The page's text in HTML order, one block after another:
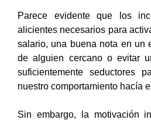
Parece evidente que los
alicientes necesarios para
salario, una buena nota en un
de alguien cercano o evitar
suficientemente seductores
nuestro comportamiento hacía
Sin embargo, la motivación